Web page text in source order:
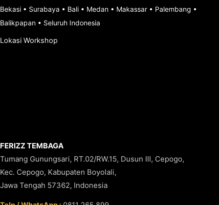
Bekasi • Surabaya • Bali • Medan • Makassar • Palembang •
Balikpapan • Seluruh Indonesia
Lokasi Workshop
FERIZZ TEMBAGA
Tumang Gunungsari, RT.02/RW.15, Dusun III, Cepogo,
Kec. Cepogo, Kabupaten Boyolali,
Jawa Tengah 57362, Indonesia